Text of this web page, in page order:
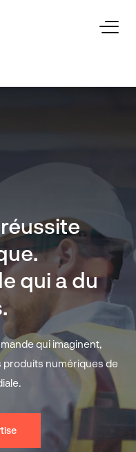
qui a du
qui imaginent,
numériques de